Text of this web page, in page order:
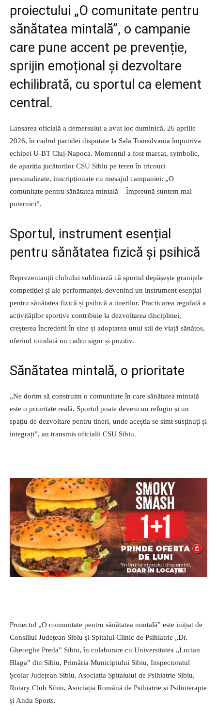
proiectului „O comunitate pentru
sănătatea mintală”, o campanie
care pune accent pe prevenție,
sprijin emoțional și dezvoltare
echilibrată, cu sportul ca element
central.
Lansarea oficială a demersului a avut loc duminică, 26 aprilie
2026, în cadrul partidei disputate la Sala Transilvania împotriva
echipei U-BT Cluj-Napoca. Momentul a fost marcat, symbolic,
de apariția jucătorilor CSU Sibiu pe teren în tricouri
personalizate, inscripționate cu mesajul campaniei: „O
comunitate pentru sănătatea mintală – Împreună suntem mai
puternici”.
Sportul, instrument esențial
pentru sănătatea fizică și psihică
Reprezentanții clubului subliniază că sportul depășește granițele
competiției și ale performanței, devenind un instrument esențial
pentru sănătatea fizică și psihică a tinerilor. Practicarea regulată a
activităților sportive contribuie la dezvoltarea disciplinei,
creșterea încrederii în sine și adoptarea unui stil de viață sănătos,
oferind totodată un cadru sigur și pozitiv.
Sănătatea mintală, o prioritate
„Ne dorim să construim o comunitate în care sănătatea mintală
este o prioritate reală. Sportul poate deveni un refugiu și un
spațiu de dezvoltare pentru tineri, unde aceștia se simt susținuți și
integrați”, au transmis oficialii CSU Sibiu.
Proiectul „O comunitate pentru sănătatea mintală” este inițiat de
Consiliul Județean Sibiu și Spitalul Clinic de Psihiatrie „Dr.
Gheorghe Preda” Sibiu, în colaborare cu Universitatea „Lucian
Blaga” din Sibiu, Primăria Municipiului Sibiu, Inspectoratul
Școlar Județean Sibiu, Asociația Spitalului de Psihiatrie Sibiu,
Rotary Club Sibiu, Asociația Română de Psihiatrie și Psihoterapie
și Andu Sports.